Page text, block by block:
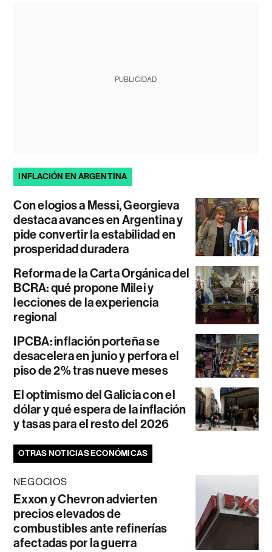
PUBLICIDAD
INFLACIÓN EN ARGENTINA
Con elogios a Messi, Georgieva
destaca avances en Argentina y
pide convertir la estabilidad en
prosperidad duradera
Reforma de la Carta Orgánica del
BCRA: qué propone Milei y
lecciones de la experiencia
regional
IPCBA: inflación porteña se
desacelera en junio y perfora el
piso de 2% tras nueve meses
El optimismo del Galicia con el
dólar y qué espera de la inflación
y tasas para el resto del 2026
OTRAS NOTICIAS ECONÓMICAS
NEGOCIOS
Exxon y Chevron advierten
precios elevados de
combustibles ante refinerías
afectadas por la guerra